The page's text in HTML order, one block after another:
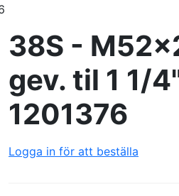
38S -
gev. til 1 1/
1201376
Logga in för att beställa